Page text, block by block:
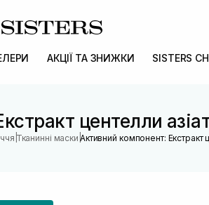
АКЦІЇ ТА ЗНИЖКИ SISTERS
центелли
|Тканинні маски |Активний компонент: Екстракт